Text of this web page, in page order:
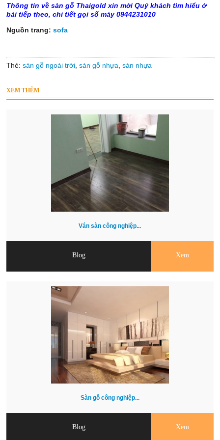
Thông tin về sàn gỗ Thaigold xin mời Quý khách tìm hiểu ở
bài tiếp theo, chi tiết gọi số máy 0944231010
Nguồn trang:sofa
Thẻ:sàn gỗ ngoài trời ,sàn gỗ nhựa ,sàn nhựa
XEM THÊM
Ván sàn công nghiệp...
Blog Xem
Sàn gỗ công nghiệp...
Blog Xem